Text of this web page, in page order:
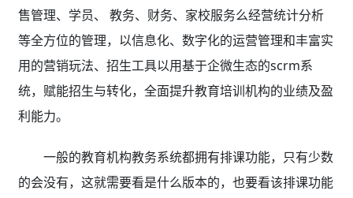
售管理、学员、 教务、财务、家校服务么经营统计分析
等全方位的管理，以信息化、数字化的运营管理和丰富实
用的营销玩法、招生工具以用基于企微生态的scrm系
统，赋能招生与转化，全面提升教育培训机构的业绩及盈
利能力。
一般的教育机构教务系统都拥有排课功能，只有少数
的会没有，这就需要看是什么版本的，也要看该排课功能